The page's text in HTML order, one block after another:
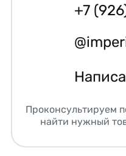
+7
Проконсультируем
найти нужный